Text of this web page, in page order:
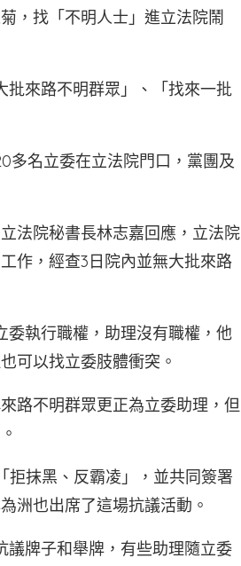
，找「不明人士」進立法院鬧
批來路不明群眾」、「找來一批
多名立委在立法院門口，黨團及
法院秘書長林志嘉回應，立法院
作，經查3日院內並無大批來路
委執行職權，助理沒有職權，他
可以找立委肢體衝突。
路不明群眾更正為立委助理，但
拒抹黑、反霸凌」，並共同簽署
洲也出席了這場抗議活動。
議牌子和舉牌，有些助理隨立委